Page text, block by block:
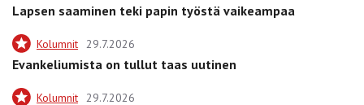
Lapsen saaminen teki papin työstä vaikeampaa
Kolumnit 29.7.2026
Evankeliumista on tullut taas uutinen
Kolumnit 29.7.2026